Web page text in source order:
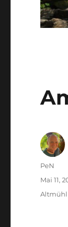
Autor
PeN
am
Mai 11,
Altmühl